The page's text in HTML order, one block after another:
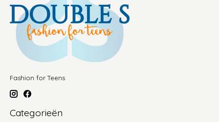
Fashion for Teens
Categorieën